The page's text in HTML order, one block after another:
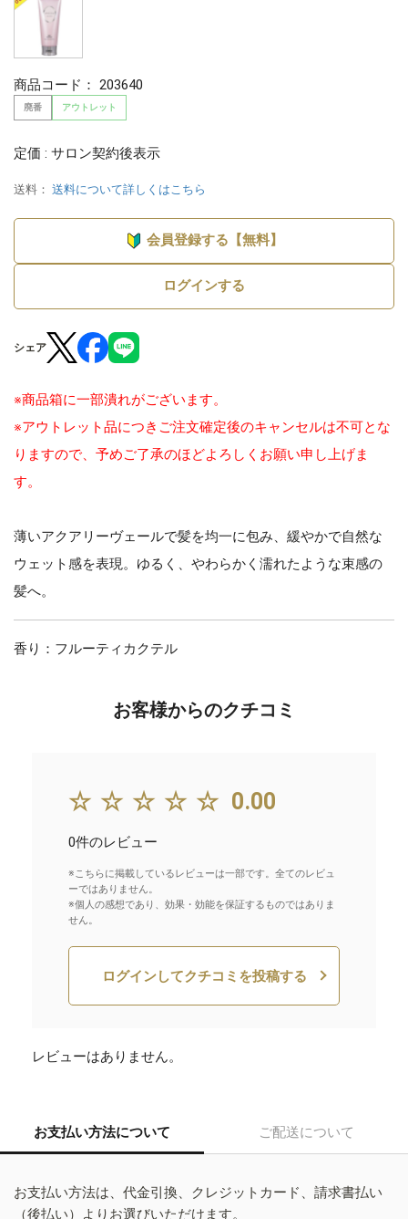
商品コード： 203640
廃番 アウトレット
定価 : サロン契約後表示
送料： 送料について詳しくはこちら
会員登録する【無料】
ログインする
シェア
※商品箱に一部潰れがございます。
※アウトレット品につきご注文確定後のキャンセルは不可とな
りますので、予めご了承のほどよろしくお願い申し上げま
す。
薄いアクアリーヴェールで髪を均一に包み、緩やかで自然な
ウェット感を表現。ゆるく、やわらかく濡れたような束感の
髪へ。
香り：フルーティカクテル
お客様からのクチコミ
☆☆☆☆☆ 0.00
0件のレビュー
※こちらに掲載しているレビューは一部です。全てのレビュ
ーではありません。
※個人の感想であり、効果・効能を保証するものではありま
せん。
ログインしてクチコミを投稿する
レビューはありません。
お支払い方法について ご配送について
お支払い方法は、代金引換、クレジットカード、請求書払い
（後払い）よりお選びいただけます。